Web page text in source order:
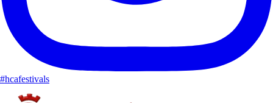
#hcafestivals